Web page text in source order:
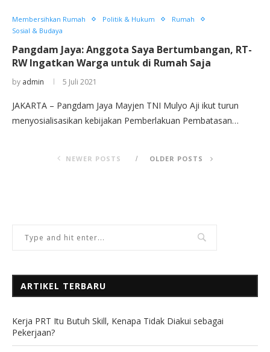
Membersihkan Rumah Politik & Hukum
Rumah
Sosial & Budaya
Pangdam Jaya: Anggota Saya Bertumbangan, RT-
RW Ingatkan Warga untuk di Rumah Saja
by admin 5 Juli 2021
JAKARTA – Pangdam Jaya Mayjen TNI Mulyo Aji ikut turun
menyosialisasikan kebijakan Pemberlakuan Pembatasan…
NEWER POSTS OLDER POSTS
ARTIKEL TERBARU
Kerja PRT Itu Butuh Skill, Kenapa Tidak Diakui sebagai
Pekerjaan?